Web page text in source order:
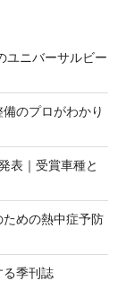
ユニバーサルビー
のプロがわかり
表｜受賞車種と
めの熱中症予防
る季刊誌